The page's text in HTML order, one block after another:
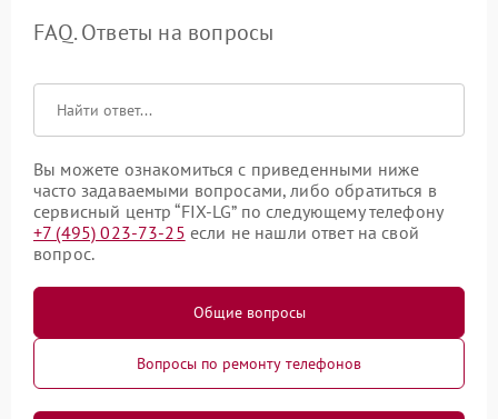
FAQ. Ответы на вопросы
Вы можете ознакомиться с приведенными ниже
часто задаваемыми вопросами, либо обратиться в
сервисный центр “FIX-LG” по следующему телефону
+7 (495) 023-73-25 если не нашли ответ на свой
вопрос.
Общие вопросы
Вопросы по ремонту телефонов